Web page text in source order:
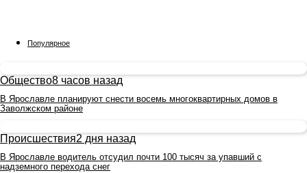
Популярное
Общество8 часов назад
В Ярославле планируют снести восемь многоквартирных домов в
Заволжском районе
Происшествия2 дня назад
В Ярославле водитель отсудил почти 100 тысяч за упавший с
надземного перехода снег